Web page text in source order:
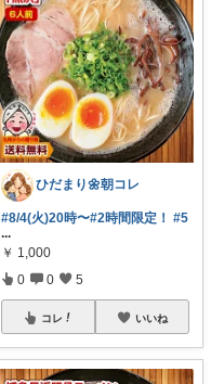
ひだまり🌼朝コレ
#8/4(火)20時〜#2時間限定！ #5
...
￥ 1,000
0 0 5
コレ いいね